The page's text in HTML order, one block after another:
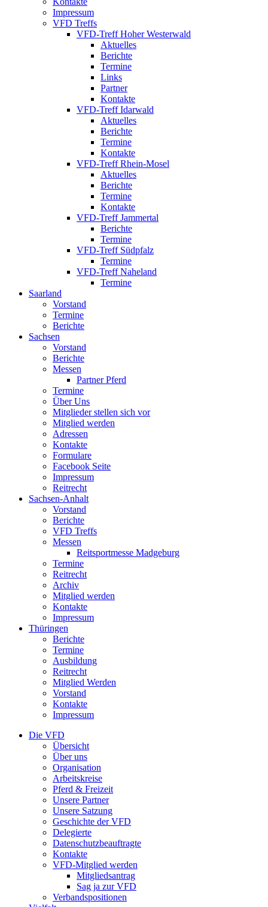
Impressum
VFD Treffs
VFD-Treff Hoher Westerwald
Aktuelles
Berichte
Termine
Links
Partner
Kontakte
VFD-Treff Idarwald
Aktuelles
Berichte
Termine
Kontakte
VFD-Treff Rhein-Mosel
Aktuelles
Berichte
Termine
Kontakte
VFD-Treff Jammertal
Berichte
Termine
VFD-Treff Südpfalz
Termine
VFD-Treff Naheland
Termine
Saarland
Vorstand
Termine
Berichte
Sachsen
Vorstand
Berichte
Messen
Partner Pferd
Termine
Über Uns
Mitglieder stellen sich vor
Mitglied werden
Adressen
Kontakte
Formulare
Facebook Seite
Impressum
Reitrecht
Sachsen-Anhalt
Vorstand
Berichte
VFD Treffs
Messen
Reitsportmesse Madgeburg
Termine
Reitrecht
Archiv
Mitglied werden
Kontakte
Impressum
Thüringen
Berichte
Termine
Ausbildung
Reitrecht
Mitglied Werden
Vorstand
Kontakte
Impressum
Die VFD
Übersicht
Über uns
Organisation
Arbeitskreise
Pferd & Freizeit
Unsere Partner
Unsere Satzung
Geschichte der VFD
Delegierte
Datenschutzbeauftragte
Kontakte
VFD-Mitglied werden
Mitgliedsantrag
Sag ja zur VFD
Verbandspositionen